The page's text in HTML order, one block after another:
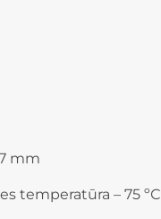
mm
temperatūra – 75 ºС